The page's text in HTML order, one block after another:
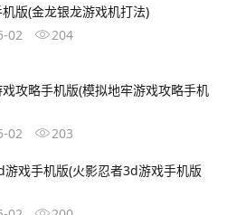
版(金龙银龙游戏机打法)
02
204
攻略手机版(模拟地牢游戏攻略手机
02
203
游戏手机版(火影忍者3d游戏手机版